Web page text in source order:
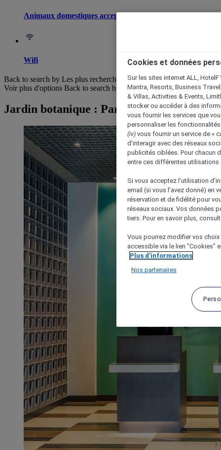
Animaux domestiques acceptés
Wifi
Back to search by Les plus recherchés
Voir plus d'options Back to search by categories
Jardin botanique : Parcourir les hôtels
Cookies et données
Sur les sites internet ALL,
Mantra, Resorts, Business
& Villas, Activities & Events,
stocker ou accéder à des
vous fournir les services que
personnaliser les
(iv) vous fournir un service de «
d'interagir avec des réseaux
publicités ciblées. Pour chacun
entre ces différentes utilisations
Si vous acceptez l’utilisation
email (si vous l’avez donné) en
réservation et de fidélité pour
réseaux sociaux. Vos données
tiers. Pour en savoir plus,
Vous pourrez modifier vos
accessible via le lien "Cookies"
Plus d'informations
Nos partenaires